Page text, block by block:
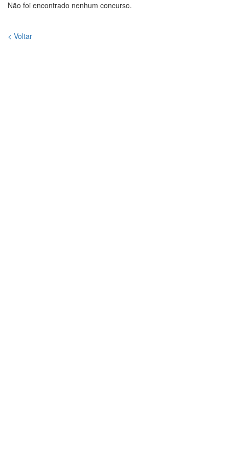
Não foi encontrado nenhum concurso.
< Voltar